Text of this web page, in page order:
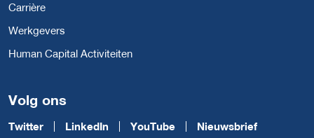
Carrière
Werkgevers
Human Capital Activiteiten
Volg ons
Twitter LinkedIn YouTube Nieuwsbrief